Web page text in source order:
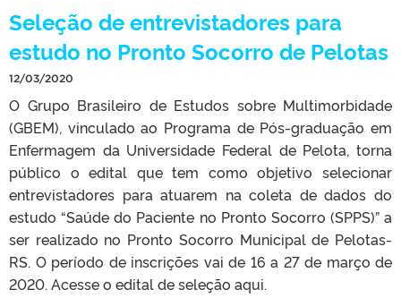
Seleção de entrevistadores para
estudo no Pronto Socorro de Pelotas
12/03/2020
O Grupo Brasileiro de Estudos sobre Multimorbidade
(GBEM), vinculado ao Programa de Pós-graduação em
Enfermagem da Universidade Federal de Pelota, torna
público o edital que tem como objetivo selecionar
entrevistadores para atuarem na coleta de dados do
estudo “Saúde do Paciente no Pronto Socorro (SPPS)” a
ser realizado no Pronto Socorro Municipal de Pelotas-
RS. O período de inscrições vai de 16 a 27 de março de
2020. Acesse o edital de seleção aqui.